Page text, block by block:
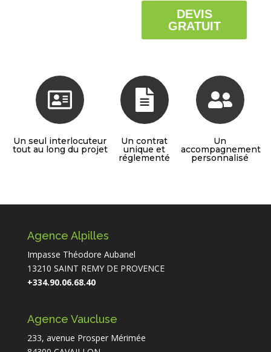
DEVIS
GRATUIT
Un seul interlocuteur
tout au long du projet
Un contrat
unique et
réglementé
Un
accompagnement
personnalisé
Agence Alpilles
Impasse Théodore Aubanel
13210 SAINT REMY DE PROVENCE
+334.90.06.68.40
Agence Vaucluse
233, avenue Prosper Mérimée